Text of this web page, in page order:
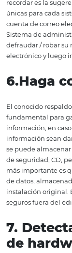
información. Y
protección. Por
en nuevas
todo el equipo,
directamente
El
información o
negligencia,
recomendamos
Fi que tienen
actividades
(sistemas de
potencialmente
Todo sin